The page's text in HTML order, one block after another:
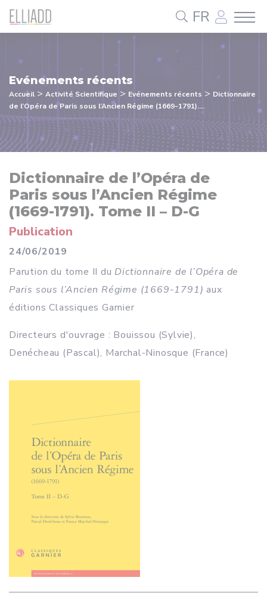
FR
Evénements récents
Accueil > Activité Scientifique > Evénements récents > Dictionnaire
de l’Opéra de Paris sous l’Ancien Régime (1669-1791)....
Dictionnaire de l’Opéra de
Paris sous l’Ancien Régime
(1669-1791). Tome II – D-G
Publication
24/06/2019
Parution du tome II du Dictionnaire de l’Opéra de
Paris sous l’Ancien Régime (1669-1791) aux
éditions Classiques Garnier
Directeurs d'ouvrage : Bouissou (Sylvie),
Denécheau (Pascal), Marchal-Ninosque (France)
Panneau de gestion des cookies